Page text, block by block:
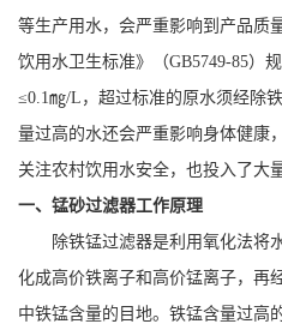
等生产用水，会严重影响到产品质
饮用水卫生标准》（GB5749-85）
≤0.1㎎/L，超过标准的原水须经除
量过高的水还会严重影响身体健康
关注农村饮用水安全，也投入了
一、锰砂过滤器工作原理
除铁锰过滤器是利用氧化法将
化成高价铁离子和高价锰离子，再
中铁锰含量的目地。铁锰含量过高